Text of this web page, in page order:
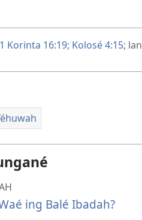
1 Korinta 16:19; Kolosé 4:15; lan
ing Balé Ibadah?